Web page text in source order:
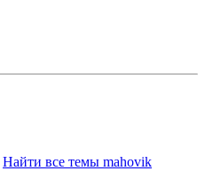
Найти все темы mahovik